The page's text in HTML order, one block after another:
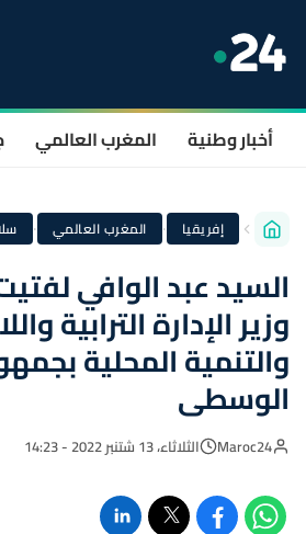
أخبار وطنية المغرب العالمي
إفريقيا · المغرب العالمي ·
السيد عبد الوافي
وزير الإدارة الترابية
والتنمية المحلية
الوسطى
Maroc24 الثلاثاء، 13 شتنبر 2022 - 14:23